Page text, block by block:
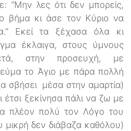
“Μην λες ότι δεν μπορείς,
βήμα κι άσε τον Κύριο να
Εκεί τα ξέχασα όλα κι
έκλαιγα, στους ύμνους
στην προσευχή, με
το Άγιο με πάρα πολλή
σβήσει μέσα στην αμαρτία)
ξεκίνησα πάλι να ζω με
πλέον πολύ τον Λόγο του
δεν διάβαζα καθόλου)